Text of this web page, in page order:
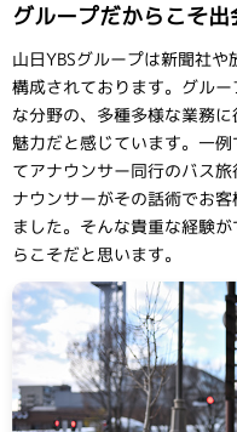
グループだからこそ
山日YBSグループは新聞社
構成されております。グル
な分野の、多種多様な業務
魅力だと感じています。一
てアナウンサー同行のバス
ナウンサーがその話術でお
ました。そんな貴重な経験
らこそだと思います。